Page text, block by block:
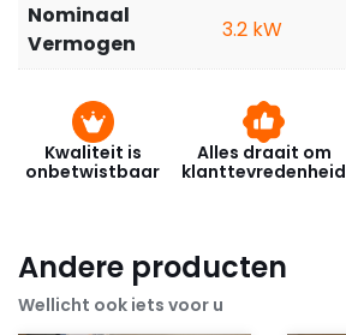
Nominaal
Vermogen
3.2
Kwaliteit is
onbetwistbaar
Alles draait om
klanttevredenheid
Andere producten
Wellicht ook iets voor u